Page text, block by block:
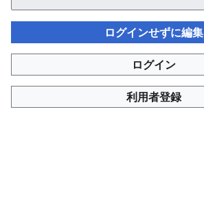
AVTuber Wiki
このページは 1,679 回閲覧されました。
ログインせずに編集
ログイン
利用者登録